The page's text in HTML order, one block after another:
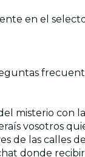
en el
misterio
vosotros
de las calles
donde